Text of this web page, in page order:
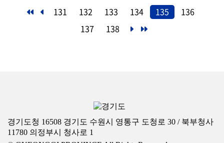
131 132 133 134 135 136
137 138
경기도청 16508 경기도 수원시 영통구 도청로 30 / 북부청사
11780 의정부시 청사로 1